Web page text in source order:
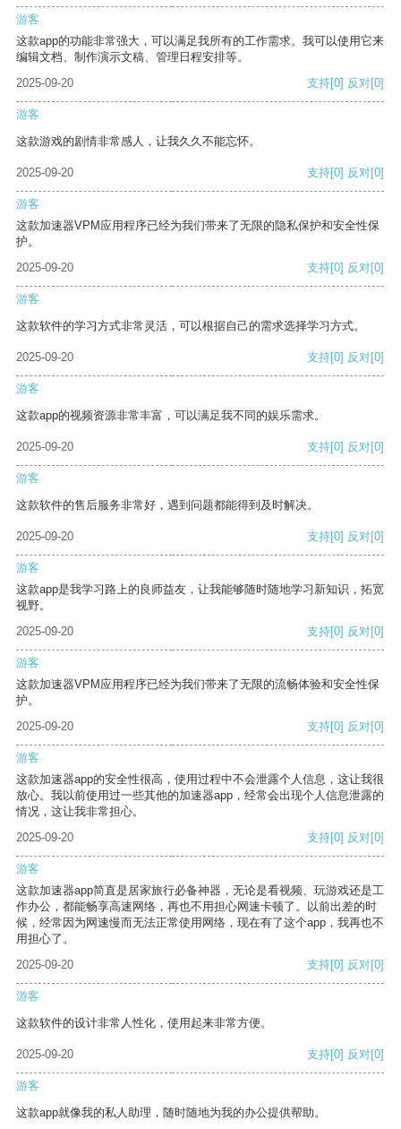
游客
这款app的功能非常强大，可以满足我所有的工作需求。我可以使用它来
编辑文档、制作演示文稿、管理日程安排等。
2025-09-20
支持[0] 反对[0]
游客
这款游戏的剧情非常感人，让我久久不能忘怀。
2025-09-20 支持[0] 反对[0]
游客
这款加速器VPM应用程序已经为我们带来了无限的隐私保护和安全性保
护。
2025-09-20
支持[0] 反对[0]
游客
这款软件的学习方式非常灵活，可以根据自己的需求选择学习方式。
2025-09-20 支持[0] 反对[0]
游客
这款app的视频资源非常丰富，可以满足我不同的娱乐需求。
2025-09-20 支持[0] 反对[0]
游客
这款软件的售后服务非常好，遇到问题都能得到及时解决。
2025-09-20 支持[0] 反对[0]
游客
这款app是我学习路上的良师益友，让我能够随时随地学习新知识，拓宽
视野。
2025-09-20
支持[0] 反对[0]
游客
这款加速器VPM应用程序已经为我们带来了无限的流畅体验和安全性保
护。
2025-09-20
支持[0] 反对[0]
游客
这款加速器app的安全性很高，使用过程中不会泄露个人信息，这让我很
放心。我以前使用过一些其他的加速器app，经常会出现个人信息泄露的
情况，这让我非常担心。
2025-09-20
支持[0] 反对[0]
游客
这款加速器app简直是居家旅行必备神器，无论是看视频、玩游戏还是工
作办公，都能畅享高速网络，再也不用担心网速卡顿了。以前出差的时
候，经常因为网速慢而无法正常使用网络，现在有了这个app，我再也不
用担心了。
2025-09-20
支持[0] 反对[0]
游客
这款软件的设计非常人性化，使用起来非常方便。
2025-09-20 支持[0] 反对[0]
游客
这款app就像我的私人助理，随时随地为我的办公提供帮助。